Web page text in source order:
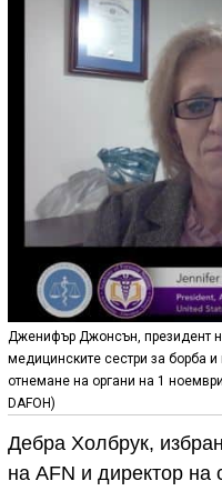
Дженифър Джонсън, президент
медицинските сестри за борба
отнемане на органи на 1
DAFOH)
Дебра Холбрук,
на AFN и директор на